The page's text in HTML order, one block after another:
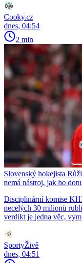
Cooky.cz
dnes, 04:54
2 min
Slovenský hokejista
nemá nástroj, jak ho
Disciplinární komise
necelých 30 milionů
verdikt je jedna věc,
SportyŽivě
dnes, 04:51